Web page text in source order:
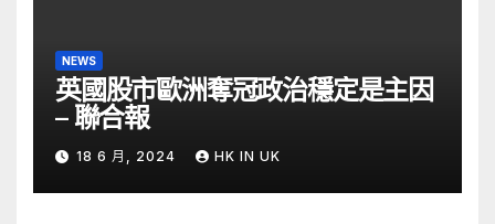
NEWS
英國股市歐洲奪冠政治穩定是主因
– 聯合報
18 6 月, 2024 HK IN UK